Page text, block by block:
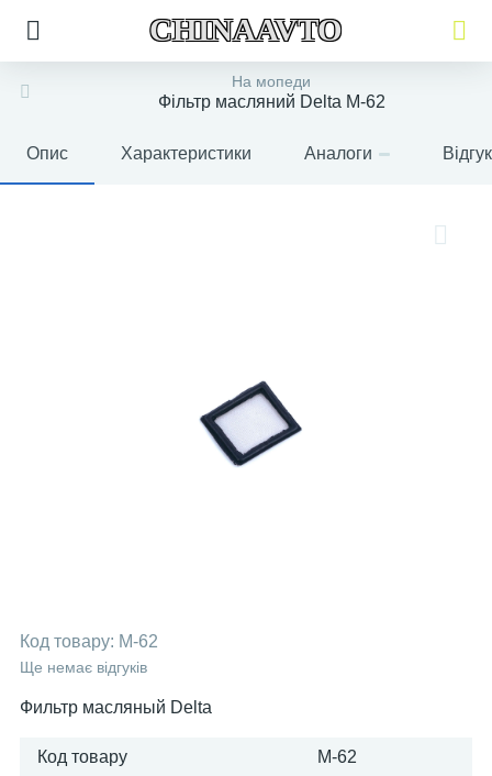
CHINAAVTO
На мопеди
Фільтр масляний Delta M-62
Опис Характеристики Аналоги
Код товару: M-62
Ще немає відгуків
Фильтр масляный Delta
Код товару M-62